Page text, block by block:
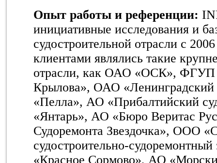
Опыт работы и референции:
инициативные исследования и
судостроительной отрасли c
клиентами являлись такие
отрасли, как ОАО «ОСК»,
Крылова», ОАО «Ленинградский
«Пелла», АО «Прибалтийский
«Янтарь», АО «Бюро Веритас
Судоремонта Звездочка», ООО
судостроительно-
«Красное Сормово», АО